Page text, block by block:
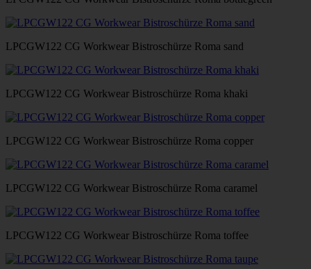
LPCGW122 CG Workwear Bistroschürze Roma sand
LPCGW122 CG Workwear Bistroschürze Roma khaki
LPCGW122 CG Workwear Bistroschürze Roma copper
LPCGW122 CG Workwear Bistroschürze Roma caramel
LPCGW122 CG Workwear Bistroschürze Roma toffee